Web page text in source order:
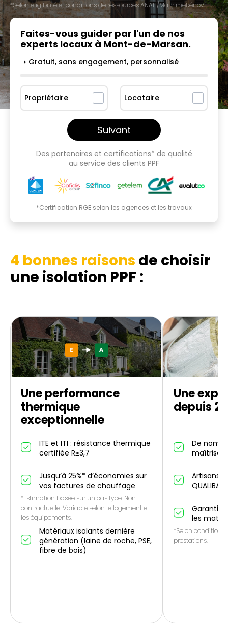
*Selon éligibilité et conditions de ressources ANAH/MaPrimeRénov'.
Faites-vous guider par l'un de nos
experts locaux à Mont-de-Marsan.
➝ Gratuit, sans engagement, personnalisé
Propriétaire Locataire
Suivant
Des partenaires et certifications* de qualité
au service des clients PPF
*Certification RGE selon les agences et les travaux
4 bonnes raisons de choisir
une isolation PPF :
Une performance
thermique
exceptionnelle
ITE et ITI : résistance thermique
certifiée R≥3,7
Jusqu’à 25%* d’économies sur
vos factures de chauffage
*Estimation basée sur un cas type. Non
contractuelle. Variable selon le logement et
les équipements.
Matériaux isolants dernière
génération (laine de roche, PSE,
fibre de bois)
Une
depuis
De
maîtrise
Artisans
QUALIBAT
Garantie
les
*Selon conditions
prestations.